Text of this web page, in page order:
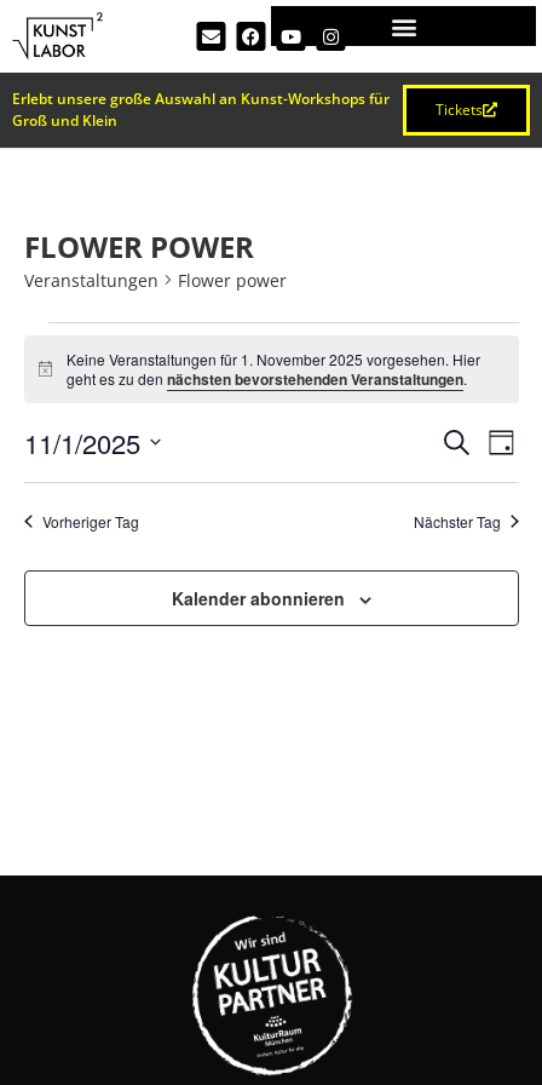
Erlebt unsere große Auswahl an Kunst-Workshops für
Groß und Klein
Tickets
FLOWER POWER
Veranstaltungen Flower power
Hinweis
Keine Veranstaltungen für 1. November 2025 vorgesehen. Hier
geht es zu dennächsten bevorstehenden Veranstaltungen.
UND
SucheTag
11/1/2025
wählen.
Vorheriger Tag Nächster Tag
Kalender abonnieren